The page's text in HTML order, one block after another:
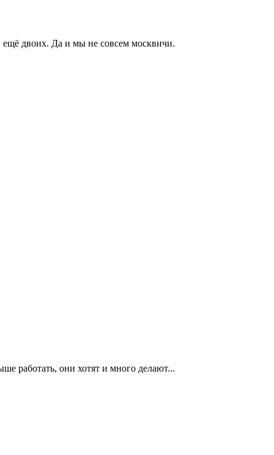
ещё двоих. Да и мы не совсем москвичи.
работать, они хотят и много делают...